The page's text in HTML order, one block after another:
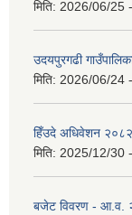
मिति: 2026/06/25
उदयपुरगढी
मिति: 2026/06/24
हिँउदे अधिवेशन
मिति: 2025/12/30
बजेट विवरण - आ.व.